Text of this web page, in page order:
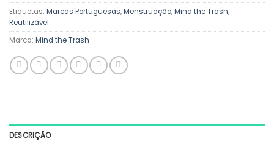
Etiquetas: Marcas Portuguesas,Menstruação,Mind the Trash,
Reutilizável
Marca: Mind the Trash
DESCRIÇÃO